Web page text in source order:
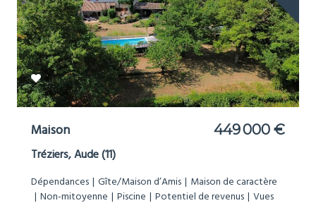
Maison 449 000 €
Tréziers, Aude (11)
Dépendances Gîte/Maison d’Amis
Maison de caractère
Non-mitoyenne
Piscine Potentiel de revenus Vues